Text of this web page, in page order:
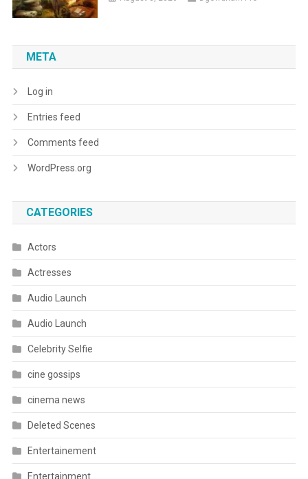
META
Log in
Entries feed
Comments feed
WordPress.org
CATEGORIES
Actors
Actresses
Audio Launch
Audio Launch
Celebrity Selfie
cine gossips
cinema news
Deleted Scenes
Entertainement
Entertainment